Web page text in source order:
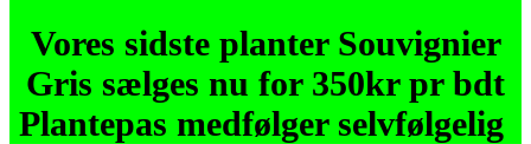
Vores sidste planter Souvignier
Gris sælges nu for 350kr pr bdt
Plantepas medfølger selvfølgelig